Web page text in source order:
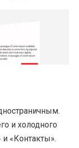
и холодного
«Контакты».